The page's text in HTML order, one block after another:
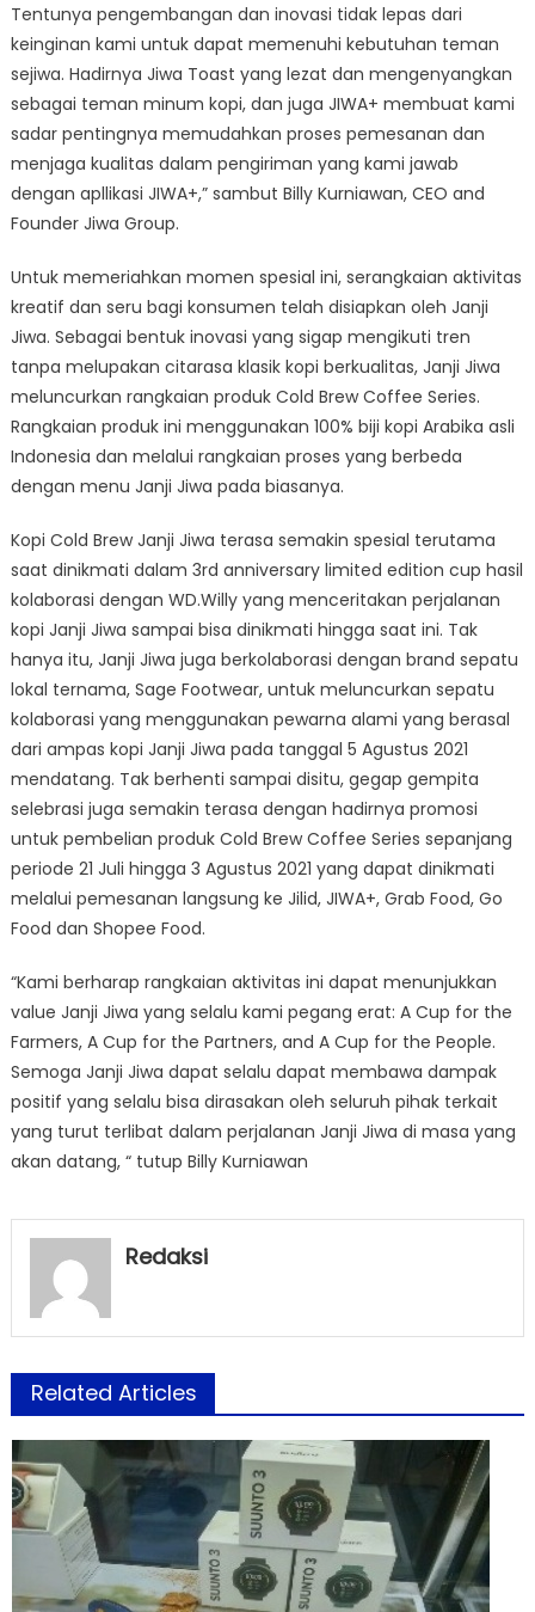
Tentunya pengembangan dan inovasi tidak lepas dari
keinginan kami untuk dapat memenuhi kebutuhan teman
sejiwa. Hadirnya Jiwa Toast yang lezat dan mengenyangkan
sebagai teman minum kopi, dan juga JIWA+ membuat kami
sadar pentingnya memudahkan proses pemesanan dan
menjaga kualitas dalam pengiriman yang kami jawab
dengan apllikasi JIWA+,” sambut Billy Kurniawan, CEO and
Founder Jiwa Group.
Untuk memeriahkan momen spesial ini, serangkaian aktivitas
kreatif dan seru bagi konsumen telah disiapkan oleh Janji
Jiwa. Sebagai bentuk inovasi yang sigap mengikuti tren
tanpa melupakan citarasa klasik kopi berkualitas, Janji Jiwa
meluncurkan rangkaian produk Cold Brew Coffee Series.
Rangkaian produk ini menggunakan 100% biji kopi Arabika asli
Indonesia dan melalui rangkaian proses yang berbeda
dengan menu Janji Jiwa pada biasanya.
Kopi Cold Brew Janji Jiwa terasa semakin spesial terutama
saat dinikmati dalam 3rd anniversary limited edition cup hasil
kolaborasi dengan WD.Willy yang menceritakan perjalanan
kopi Janji Jiwa sampai bisa dinikmati hingga saat ini. Tak
hanya itu, Janji Jiwa juga berkolaborasi dengan brand sepatu
lokal ternama, Sage Footwear, untuk meluncurkan sepatu
kolaborasi yang menggunakan pewarna alami yang berasal
dari ampas kopi Janji Jiwa pada tanggal 5 Agustus 2021
mendatang. Tak berhenti sampai disitu, gegap gempita
selebrasi juga semakin terasa dengan hadirnya promosi
untuk pembelian produk Cold Brew Coffee Series sepanjang
periode 21 Juli hingga 3 Agustus 2021 yang dapat dinikmati
melalui pemesanan langsung ke Jilid, JIWA+, Grab Food, Go
Food dan Shopee Food.
“Kami berharap rangkaian aktivitas ini dapat menunjukkan
value Janji Jiwa yang selalu kami pegang erat: A Cup for the
Farmers, A Cup for the Partners, and A Cup for the People.
Semoga Janji Jiwa dapat selalu dapat membawa dampak
positif yang selalu bisa dirasakan oleh seluruh pihak terkait
yang turut terlibat dalam perjalanan Janji Jiwa di masa yang
akan datang, “ tutup Billy Kurniawan
Redaksi
Related Articles